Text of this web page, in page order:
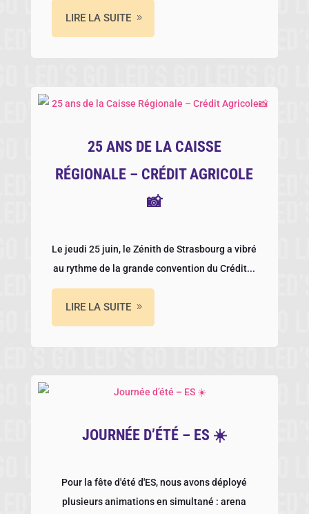
LIRE LA SUITE
25 ANS DE LA CAISSE
RÉGIONALE – CRÉDIT AGRICOLE
📸
Le jeudi 25 juin, le Zénith de Strasbourg a vibré
au rythme de la grande convention du Crédit...
LIRE LA SUITE
JOURNÉE D’ÉTÉ – ES ☀️
Pour la fête d'été d'ES, nous avons déployé
plusieurs animations en simultané : arena